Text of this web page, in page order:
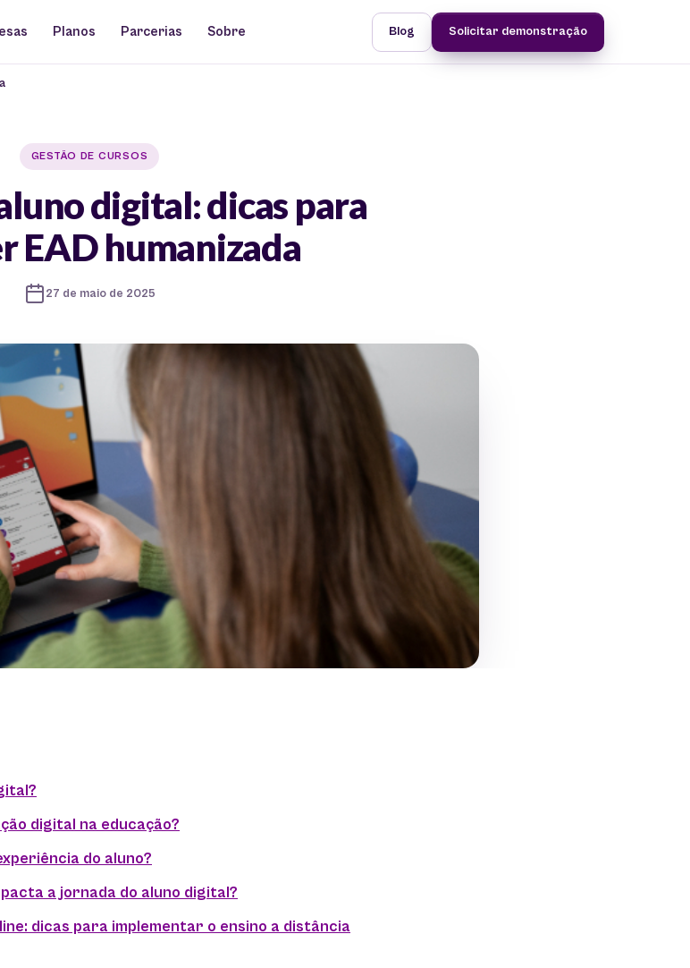
Planos Parcerias Sobre Blog Solicitar demonstração
GESTÃO DE CURSOS
digital: dicas para
EAD humanizada
27 de maio de 2025
digital na educação?
do aluno?
a jornada do aluno digital?
dicas para implementar o ensino a distância